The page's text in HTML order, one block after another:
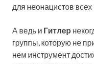
для неонацистов
А ведь и Гитлер
группы, которую не
нем инструмент